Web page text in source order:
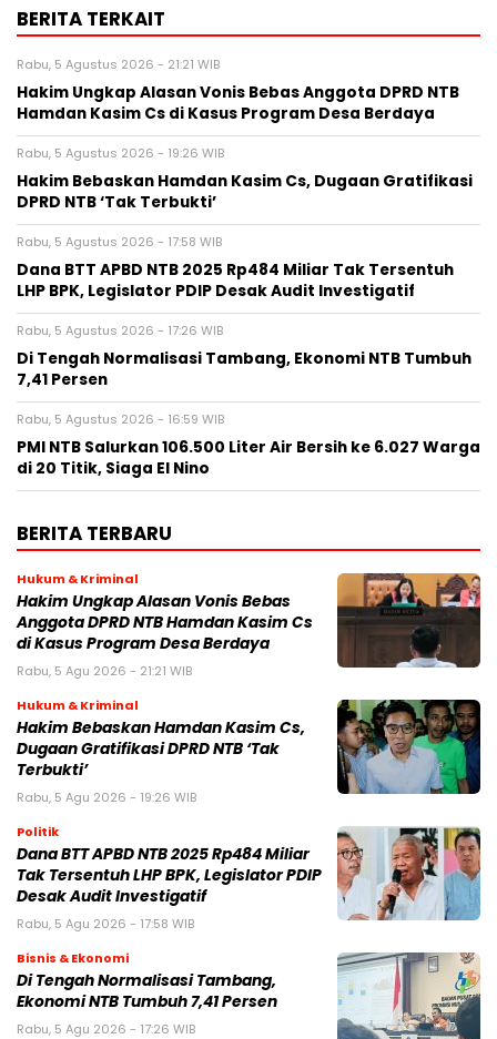
BERITA TERKAIT
Rabu, 5 Agustus 2026 - 21:21 WIB
Hakim Ungkap Alasan Vonis Bebas Anggota DPRD NTB
Hamdan Kasim Cs di Kasus Program Desa Berdaya
Rabu, 5 Agustus 2026 - 19:26 WIB
Hakim Bebaskan Hamdan Kasim Cs, Dugaan Gratifikasi
DPRD NTB ‘Tak Terbukti’
Rabu, 5 Agustus 2026 - 17:58 WIB
Dana BTT APBD NTB 2025 Rp484 Miliar Tak Tersentuh
LHP BPK, Legislator PDIP Desak Audit Investigatif
Rabu, 5 Agustus 2026 - 17:26 WIB
Di Tengah Normalisasi Tambang, Ekonomi NTB Tumbuh
7,41 Persen
Rabu, 5 Agustus 2026 - 16:59 WIB
PMI NTB Salurkan 106.500 Liter Air Bersih ke 6.027 Warga
di 20 Titik, Siaga El Nino
BERITA TERBARU
Hukum & Kriminal
Hakim Ungkap Alasan Vonis Bebas
Anggota DPRD NTB Hamdan Kasim Cs
di Kasus Program Desa Berdaya
Rabu, 5 Agu 2026 - 21:21 WIB
Hukum & Kriminal
Hakim Bebaskan Hamdan Kasim Cs,
Dugaan Gratifikasi DPRD NTB ‘Tak
Terbukti’
Rabu, 5 Agu 2026 - 19:26 WIB
Politik
Dana BTT APBD NTB 2025 Rp484 Miliar
Tak Tersentuh LHP BPK, Legislator PDIP
Desak Audit Investigatif
Rabu, 5 Agu 2026 - 17:58 WIB
Bisnis & Ekonomi
Di Tengah Normalisasi Tambang,
Ekonomi NTB Tumbuh 7,41 Persen
Rabu, 5 Agu 2026 - 17:26 WIB